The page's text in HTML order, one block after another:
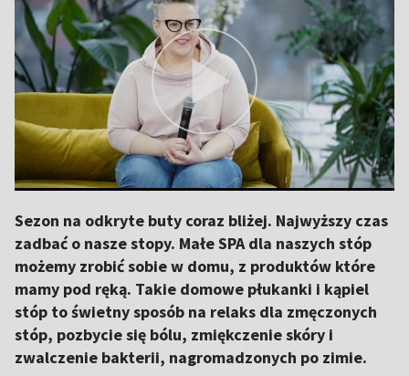
Sezon na odkryte buty coraz bliżej. Najwyższy czas
zadbać o nasze stopy. Małe SPA dla naszych stóp
możemy zrobić sobie w domu, z produktów które
mamy pod ręką. Takie domowe płukanki i kąpiel
stóp to świetny sposób na relaks dla zmęczonych
stóp, pozbycie się bólu, zmiękczenie skóry i
zwalczenie bakterii, nagromadzonych po zimie.